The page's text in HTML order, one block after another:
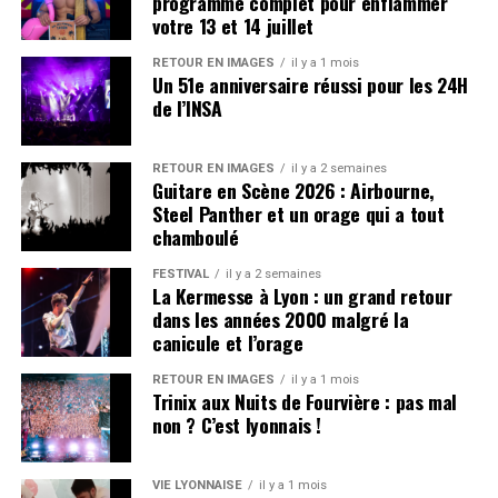
mythiques de l’histoire du cinéma.
Conçue par le designer Anton Furst et son équipe, la
Batmobile incarne toute l’esthétique gothique chère à
Tim Burton. Avec ses lignes futuristes et menaçantes,
elle est bien plus qu’un simple accessoire de plateau,
c’est une véritable sculpture sur roues, un symbole de la
culture populaire qui a traversé les décennies. Le musée
la présente d’ailleurs comme sa « nouvelle icône ».
Un parcours entièrement repensé
L’arrivée de la Batmobile s’inscrit dans une refonte plus
large du parcours permanent du musée. Plusieurs
nouveautés sont à découvrir dès ce samedi.
Parmi ces nouveautés : le retour du Monde des
Miniatures.Absentes depuis septembre dernier pour
cause de restauration, les miniatures font leur grand
votre 13 et 14 juillet
RETOUR EN IMAGES il y a 1 mois
Un 51e anniversaire réussi pour les 24H
de l’INSA
RETOUR EN IMAGES il y a 2 semaines
Guitare en Scène 2026 : Airbourne,
Steel Panther et un orage qui a tout
chamboulé
FESTIVAL il y a 2 semaines
La Kermesse à Lyon : un grand retour
dans les années 2000 malgré la
canicule et l’orage
RETOUR EN IMAGES il y a 1 mois
Trinix aux Nuits de Fourvière : pas mal
non ? C’est lyonnais !
VIE LYONNAISE il y a 1 mois